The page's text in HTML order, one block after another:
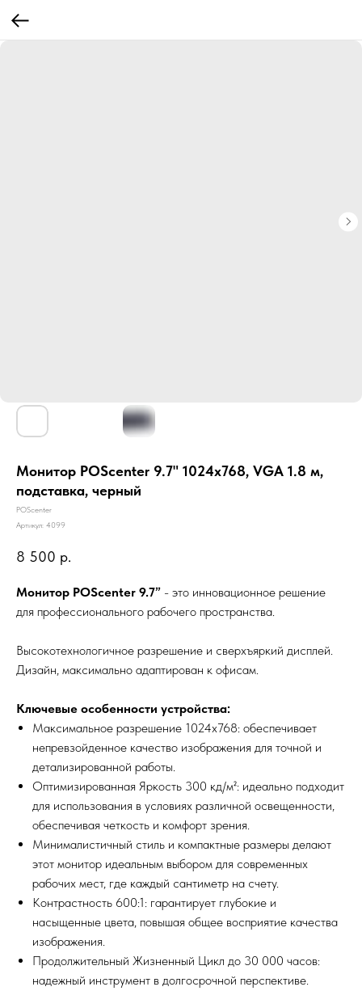
Монитор POScenter 9.7" 1024x768, VGA 1.8 м,
подставка, черный
POScenter
Артикул: 4099
8 500 р.
Монитор POScenter 9.7” - это инновационное решение
для профессионального рабочего пространства.
Высокотехнологичное разрешение и сверхъяркий дисплей.
Дизайн, максимально адаптирован к офисам.
Ключевые особенности устройства:
Максимальное разрешение 1024x768: обеспечивает
непревзойденное качество изображения для точной и
детализированной работы.
Оптимизированная Яркость 300 кд/м²: идеально подходит
для использования в условиях различной освещенности,
обеспечивая четкость и комфорт зрения.
Минималистичный стиль и компактные размеры делают
этот монитор идеальным выбором для современных
рабочих мест, где каждый сантиметр на счету.
Контрастность 600:1: гарантирует глубокие и
насыщенные цвета, повышая общее восприятие качества
изображения.
Продолжительный Жизненный Цикл до 30 000 часов:
надежный инструмент в долгосрочной перспективе.